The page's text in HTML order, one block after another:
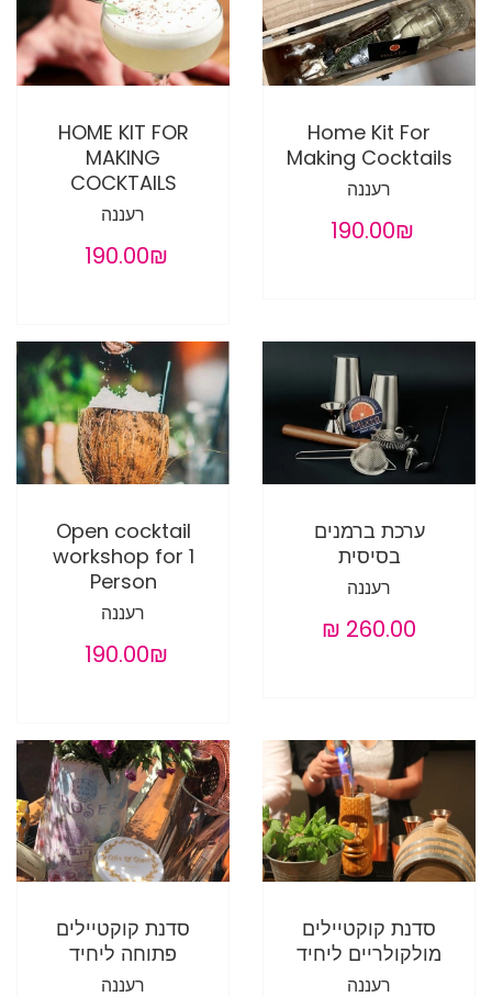
Home Kit For
Making Cocktails
רעננה
‏190.00 ‏₪
HOME KIT FOR
MAKING
COCKTAILS
רעננה
‏190.00 ‏₪
ערכת ברמנים
בסיסית
רעננה
Open cocktail
workshop for 1
Person
רעננה
‏190.00 ‏₪
סדנת קוקטיילים
מולקולריים ליחיד
רעננה
סדנת קוקטיילים
פתוחה ליחיד
רעננה